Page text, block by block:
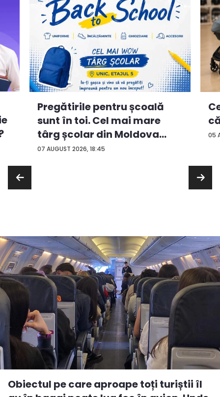
07 AUGUST 2026, 18:45
Pregătirile pentru școală
sunt în toi. Cel mai mare
târg școlar din Moldova
con...
05
Obiectul pe care aproape toți turiștii îl